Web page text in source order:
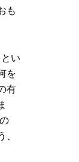
も
い
を
有